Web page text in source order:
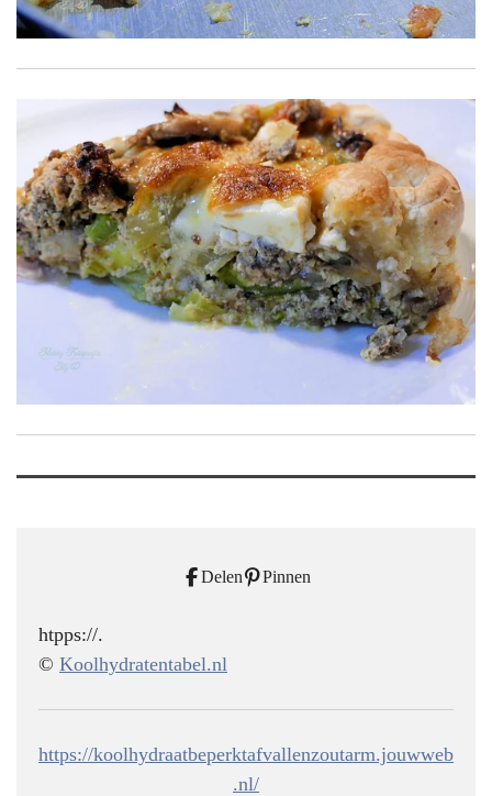
Delen Pinnen
htpps://.
© Koolhydratentabel.nl
https://koolhydraatbeperktafvallenzoutarm.jouwweb
.nl/